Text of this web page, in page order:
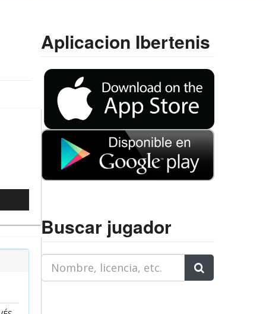
Aplicacion Ibertenis
Buscar jugador